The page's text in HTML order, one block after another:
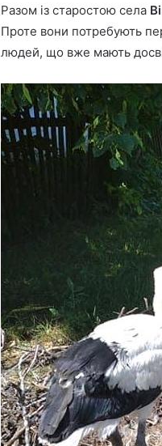
Разом із старостою села
Проте вони потребують
людей, що вже мають